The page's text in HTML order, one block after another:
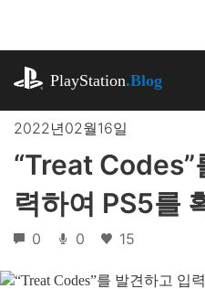
로
뛰
PlayStation.Blog
2022년02월16일
“Treat Codes”
력하여 PS5를
0 0 15